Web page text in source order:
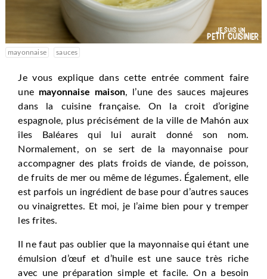
mayonnaise sauces
Je vous explique dans cette entrée comment faire
une mayonnaise maison, l’une des sauces majeures
dans la cuisine française. On la croit d’origine
espagnole, plus précisément de la ville de Mahón aux
îles Baléares qui lui aurait donné son nom.
Normalement, on se sert de la mayonnaise pour
accompagner des plats froids de viande, de poisson,
de fruits de mer ou même de légumes. Également, elle
est parfois un ingrédient de base pour d’autres sauces
ou vinaigrettes. Et moi, je l’aime bien pour y tremper
les frites.
Il ne faut pas oublier que la mayonnaise qui étant une
émulsion d’œuf et d’huile est une sauce très riche
avec une préparation simple et facile. On a besoin